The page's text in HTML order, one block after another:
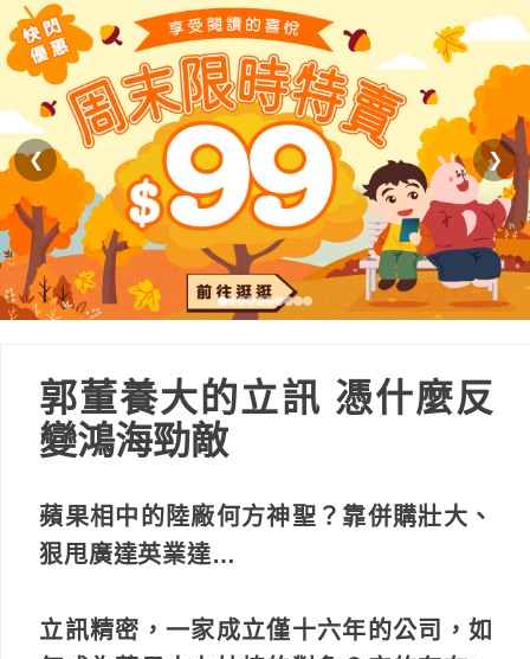
❮ ❯
郭董養大的立訊 憑什麼反
變鴻海勁敵
蘋果相中的陸廠何方神聖？靠併購壯大、
狠甩廣達英業達…
立訊精密，一家成立僅十六年的公司，如